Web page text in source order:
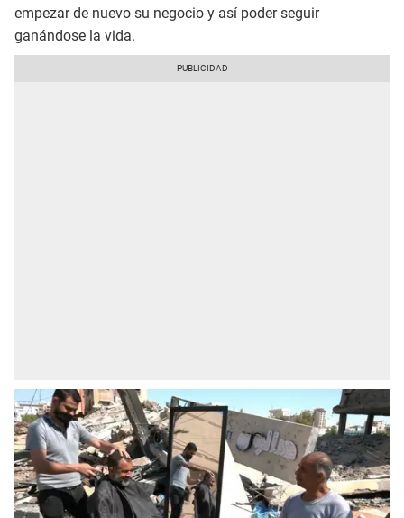
empezar de nuevo su negocio y así poder seguir
ganándose la vida.